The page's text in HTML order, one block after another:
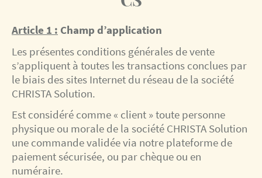
Article 1 : Champ d’application
Les présentes conditions générales de vente
s’appliquent à toutes les transactions conclues par
le biais des sites Internet du réseau de la société
CHRISTA Solution.
Est considéré comme « client » toute personne
physique ou morale de la société CHRISTA Solution
une commande validée via notre plateforme de
paiement sécurisée, ou par chèque ou en
numéraire.